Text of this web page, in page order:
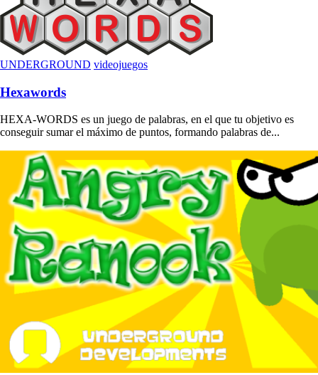
UNDERGROUND videojuegos
Hexawords
HEXA-WORDS es un juego de palabras, en el que tu objetivo es
conseguir sumar el máximo de puntos, formando palabras de...